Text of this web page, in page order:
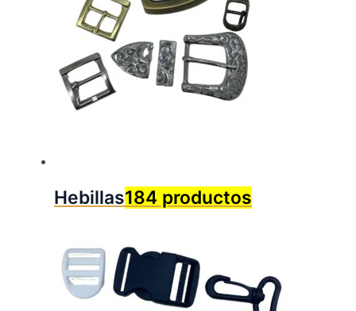
Hebillas184 productos